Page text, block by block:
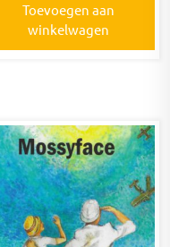
Toevoegen aan
winkelwagen